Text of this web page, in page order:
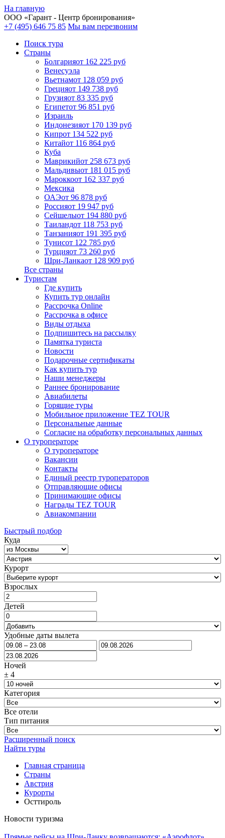
На главную
ООО «Гарант - Центр бронирования»
+7 (495) 646 75 85 Мы вам перезвоним
Поиск тура
Cтраны
Болгарияот 162 225 руб
Венесуэла
Вьетнамот 128 059 руб
Грецияот 149 738 руб
Грузияот 83 335 руб
Египетот 96 851 руб
Израиль
Индонезияот 170 139 руб
Кипрот 134 522 руб
Китайот 116 864 руб
Куба
Маврикийот 258 673 руб
Мальдивыот 181 015 руб
Мароккоот 162 337 руб
Мексика
ОАЭот 96 878 руб
Россияот 19 947 руб
Сейшелыот 194 880 руб
Таиландот 118 753 руб
Танзанияот 191 395 руб
Тунисот 122 785 руб
Турцияот 73 260 руб
Шри-Ланкаот 128 909 руб
Все страны
Туристам
Где купить
Купить тур онлайн
Рассрочка Online
Рассрочка в офисе
Виды отдыха
Подпишитесь на рассылку
Памятка туриста
Новости
Подарочные сертификаты
Как купить тур
Наши менеджеры
Раннее бронирование
Авиабилеты
Горящие туры
Мобильное приложение TEZ TOUR
Персональные данные
Согласие на обработку персональных данных
О туроператоре
О туроператоре
Вакансии
Контакты
Единый реестр туроператоров
Отправляющие офисы
Принимающие офисы
Награды TEZ TOUR
Авиакомпании
Быстрый подбор
Куда
Курорт
Взрослых
Детей
Удобные даты вылета
Ночей
± 4
Категория
Все отели
Тип питания
Расширенный поиск
Найти туры
Главная страница
Cтраны
Австрия
Курорты
Осттироль
Новости туризма